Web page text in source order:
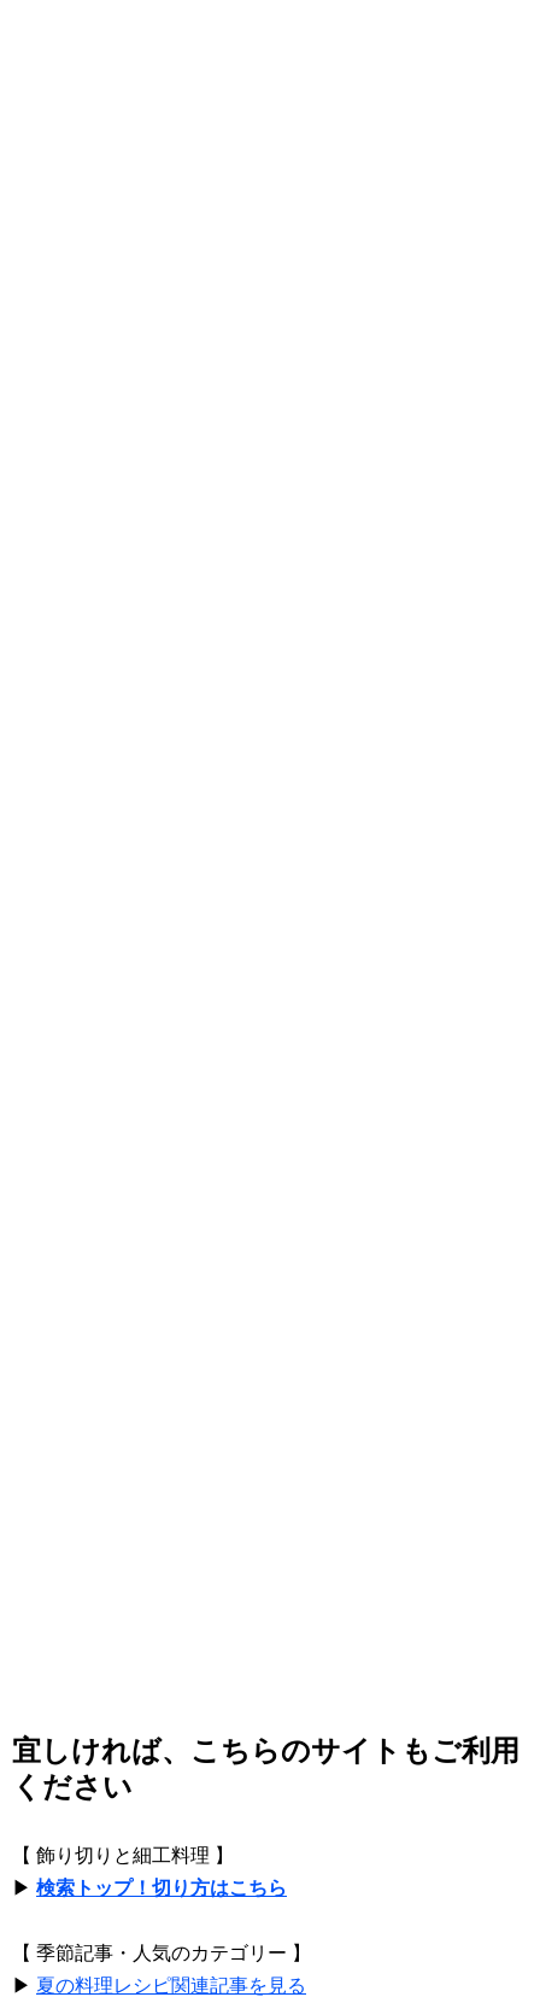
宜しければ、こちらのサイトもご利用
ください
【 飾り切りと細工料理 】
▶ 検索トップ！切り方はこちら
【 季節記事・人気のカテゴリー 】
▶ 夏の料理レシピ関連記事を見る